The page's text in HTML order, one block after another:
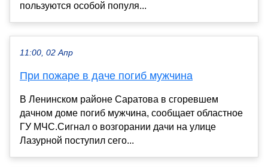
пользуются особой популя...
11:00, 02 Апр
При пожаре в даче погиб мужчина
В Ленинском районе Саратова в сгоревшем
дачном доме погиб мужчина, сообщает областное
ГУ МЧС.Сигнал о возгорании дачи на улице
Лазурной поступил сего...